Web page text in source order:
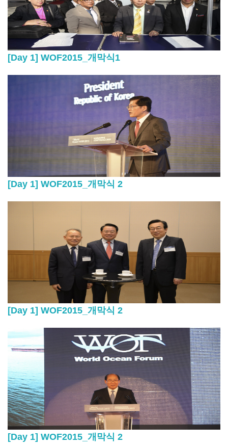
[Day 1] WOF2015_개막식1
[Day 1] WOF2015_개막식 2
[Day 1] WOF2015_개막식 2
[Day 1] WOF2015_개막식 2